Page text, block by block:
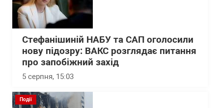
Стефанішиній НАБУ та САП оголосили
нову підозру: ВАКС розглядає питання
про запобіжний захід
5 серпня, 15:03
Події